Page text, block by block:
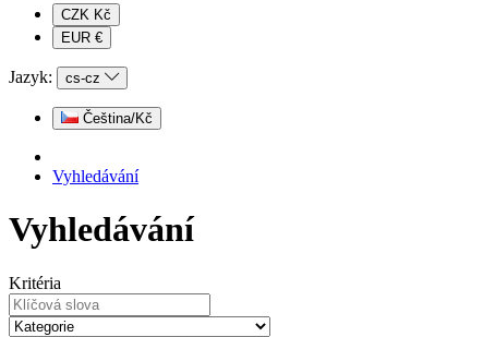
CZK Kč
EUR €
Jazyk: cs-cz
Čeština/Kč
Vyhledávání
Vyhledávání
Kritéria